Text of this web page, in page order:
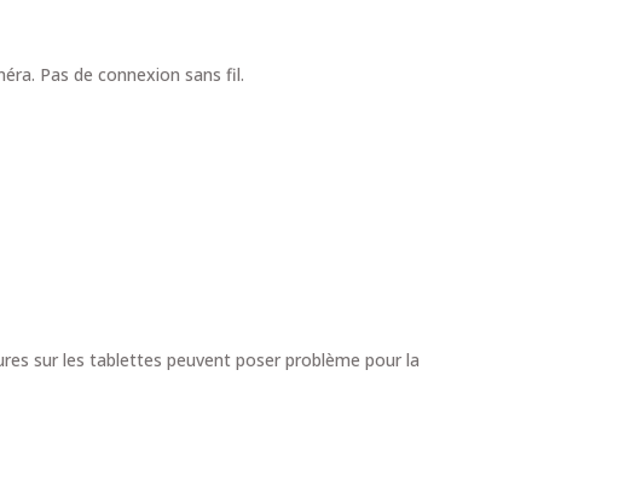
Pas de connexion sans fil.
sur les tablettes peuvent poser problème pour la